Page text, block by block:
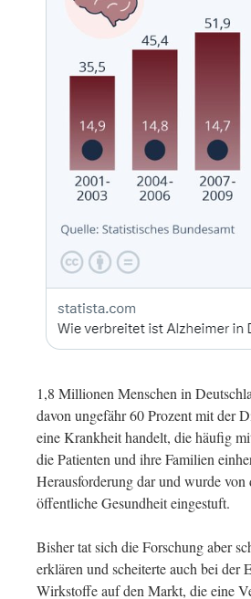
1,8 Millionen Menschen in
davon ungefähr 60 Prozent mit der
eine Krankheit handelt, die häufig
die Patienten und ihre Familien
Herausforderung dar und wurde
öffentliche Gesundheit eingestuft.
Bisher tat sich die Forschung aber
erklären und scheiterte auch bei
Wirkstoffe auf den Markt, die eine